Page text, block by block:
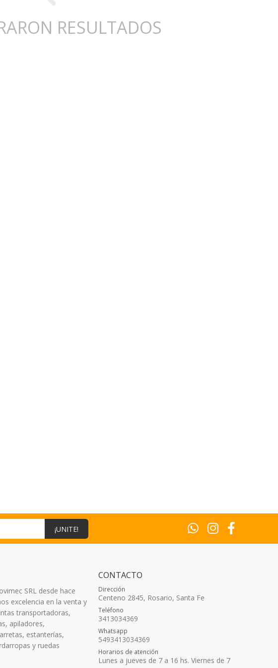
RESULTADOS
¡UNITE!
SRL desde hace
excelencia en la venta y
transportadoras,
apiladores,
estanterías,
y ruedas
CONTACTO
Dirección
Centeno 2845, Rosario, Santa Fe
Teléfono
3413034369
Whatsapp
5493413034369
Horarios de atención
Lunes a jueves de 7 a 16 hs. Viernes de 7